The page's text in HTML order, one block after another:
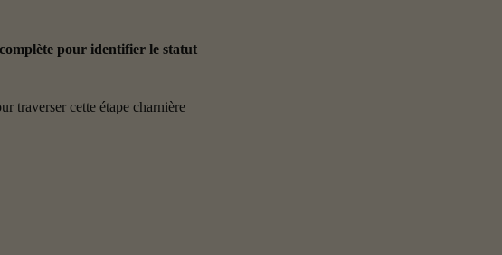
pour identifier le statut
traverser cette étape charnière